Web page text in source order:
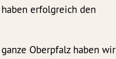
haben erfolgreich den
Oberpfalz haben wir